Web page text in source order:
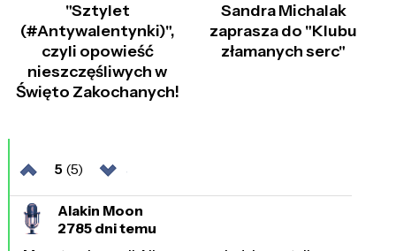
"Sztylet
(#Antywalentynki)",
czyli opowieść
nieszczęśliwych w
Święto Zakochanych!
Sandra Michalak
zaprasza do "Klubu
złamanych serc"
5 (5)
Alakin Moon
2785 dni temu